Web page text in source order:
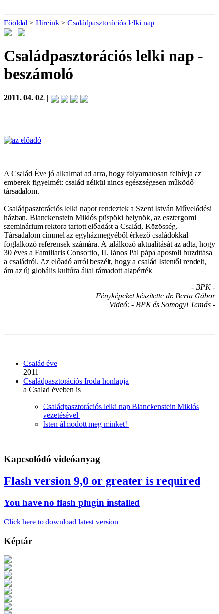
Főoldal > Híreink > Családpasztorációs lelki nap
Családpasztorációs lelki nap -
beszámoló
2011. 04. 02. |
A Család Éve jó alkalmat ad arra, hogy folyamatosan felhívja az
emberek figyelmét: család nélkül nincs egészségesen működő
társadalom.
Családpasztorációs lelki napot rendeztek a Szent István Művelődési
házban. Blanckenstein Miklós püspöki helynök, az esztergomi
szeminárium rektora tartott előadást a Család, Közösség,
Társadalom címmel az egyházmegyéből érkező családokkal
foglalkozó referensek számára. A találkozó aktualitását az adta, hogy
30 éves a Familiaris Consortio, II. János Pál pápa apostoli buzdítása
a családról. Az előadó arról beszélt, hogy a család Istentől rendelt,
ám az új globális kultúra által támadott alapérték.
- BPK -
Fényképeket készítette dr. Berta Gábor
Videó: - BPK és Somogyi Tamás -
Család éve
2011
Családpasztorációs Iroda honlapja
a Család évében is
Családpasztorációs lelki nap Blanckenstein Miklós
vezetésével
Isten álmodott meg minket!
Kapcsolódó videóanyag
Flash version 9,0 or greater is required
You have no flash plugin installed
Click here to download latest version
Képtár